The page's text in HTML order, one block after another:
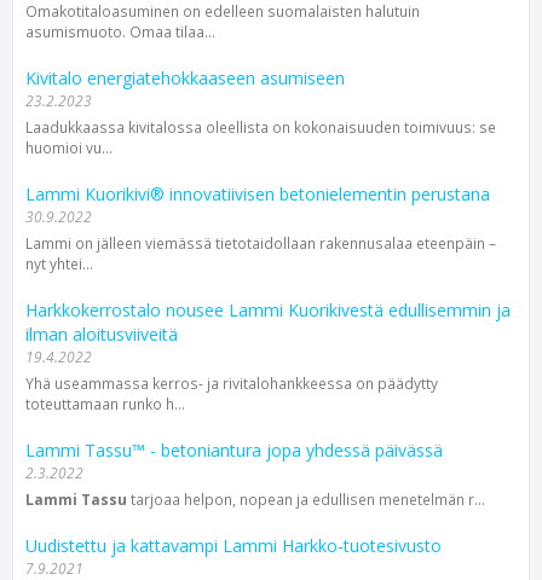
Omakotitaloasuminen on edelleen suomalaisten halutuin
asumismuoto. Omaa tilaa...
Kivitalo energiatehokkaaseen asumiseen
23.2.2023
Laadukkaassa kivitalossa oleellista on kokonaisuuden toimivuus: se
huomioi vu...
Lammi Kuorikivi® innovatiivisen betonielementin perustana
30.9.2022
Lammi on jälleen viemässä tietotaidollaan rakennusalaa eteenpäin –
nyt yhtei...
Harkkokerrostalo nousee Lammi Kuorikivestä edullisemmin ja
ilman aloitusviiveitä
19.4.2022
Yhä useammassa kerros- ja rivitalohankkeessa on päädytty
toteuttamaan runko h...
Lammi Tassu™ - betoniantura jopa yhdessä päivässä
2.3.2022
Lammi Tassu tarjoaa helpon, nopean ja edullisen menetelmän r...
Uudistettu ja kattavampi Lammi Harkko-tuotesivusto
7.9.2021